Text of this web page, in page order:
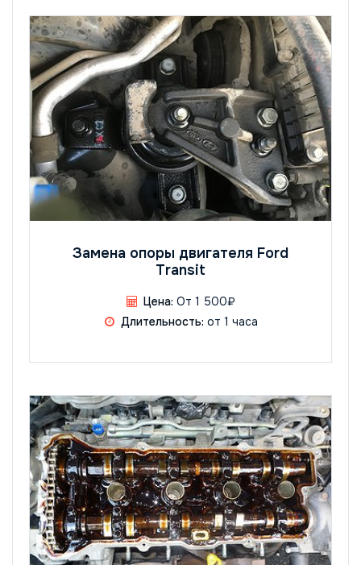
Замена опоры двигателя Ford
Transit
Цена: От 1 500₽
Длительность: от 1 часа